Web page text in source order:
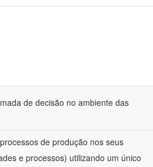
de decisão no ambiente das
de produção nos seus
e processos) utilizando um único